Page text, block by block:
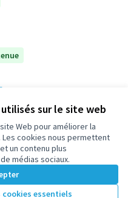
sur le site web
Web pour améliorer la
cookies nous permettent
un contenu plus
médias sociaux.
essentiels
YouTube
sur GitHub